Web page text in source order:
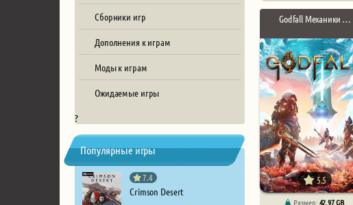
Сборники игр
Дополнения к играм
Моды к играм
Ожидаемые игры
?
Популярные игры
7.4
Crimson Desert
Godfall Механики …
5.5
Размер:42.97 GB